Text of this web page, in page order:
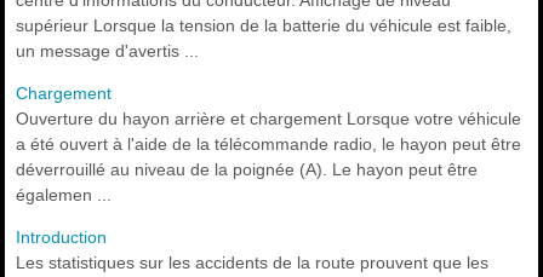
supérieur Lorsque la tension de la batterie du véhicule est faible,
un message d'avertis ...
Chargement
Ouverture du hayon arrière et chargement Lorsque votre véhicule
a été ouvert à l'aide de la télécommande radio, le hayon peut être
déverrouillé au niveau de la poignée (A). Le hayon peut être
égalemen ...
Introduction
Les statistiques sur les accidents de la route prouvent que les